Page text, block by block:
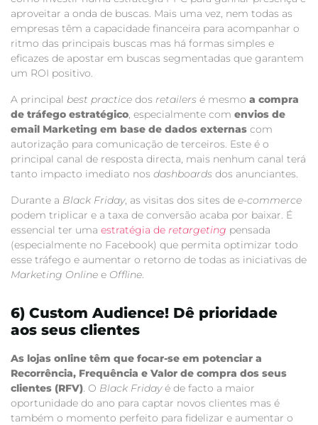
aproveitar a onda de buscas. Mais uma vez, nem todas as
empresas têm a capacidade financeira para acompanhar o
ritmo das principais buscas mas há formas simples e
eficazes de apostar em buscas segmentadas que garantem
um ROI positivo.
A principal best practice dos retailers é mesmo a compra
de tráfego estratégico, especialmente com envios de
email Marketing em base de dados externas com
autorização para comunicação de terceiros. Este é o
principal canal de resposta directa, mais nenhum canal terá
tanto impacto imediato nos dashboards dos anunciantes.
Durante a Black Friday, as visitas dos sites de e-commerce
podem triplicar e a taxa de conversão acaba por baixar. É
essencial ter uma estratégia de retargeting pensada
(especialmente no Facebook) que permita optimizar todo
esse tráfego e aumentar o retorno de todas as iniciativas de
Marketing Online e Offline.
6) Custom Audience! Dê prioridade
aos seus clientes
As lojas online têm que focar-se em potenciar a
Recorrência, Frequência e Valor de compra dos seus
clientes (RFV). O Black Fridayé de facto a maior
oportunidade do ano para captar novos clientes mas é
também o momento perfeito para fidelizar e aumentar o